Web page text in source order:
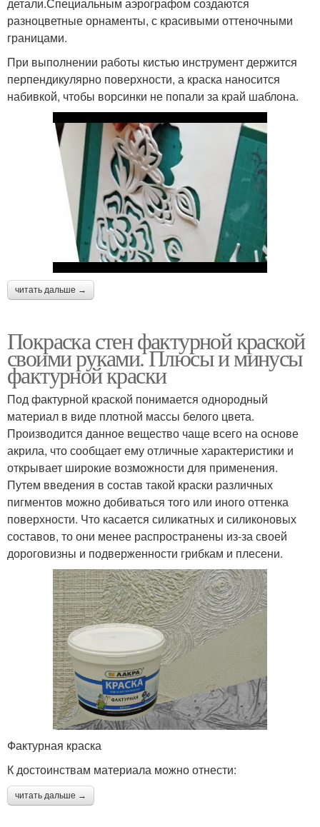
разноцветные орнаменты, с красивыми оттеночными
границами.
При выполнении работы кистью инструмент держится
перпендикулярно поверхности, а краска наносится
набивкой, чтобы ворсинки не попали за край шаблона.
читать дальше →
Покраска стен фактурной краской
своими руками. Плюсы и минусы
фактурной краски
Под фактурной краской понимается однородный
материал в виде плотной массы белого цвета.
Производится данное вещество чаще всего на основе
акрила, что сообщает ему отличные характеристики и
открывает широкие возможности для применения.
Путем введения в состав такой краски различных
пигментов можно добиваться того или иного оттенка
поверхности. Что касается силикатных и силиконовых
составов, то они менее распространены из-за своей
дороговизны и подверженности грибкам и плесени.
Фактурная краска
К достоинствам материала можно отнести:
читать дальше →